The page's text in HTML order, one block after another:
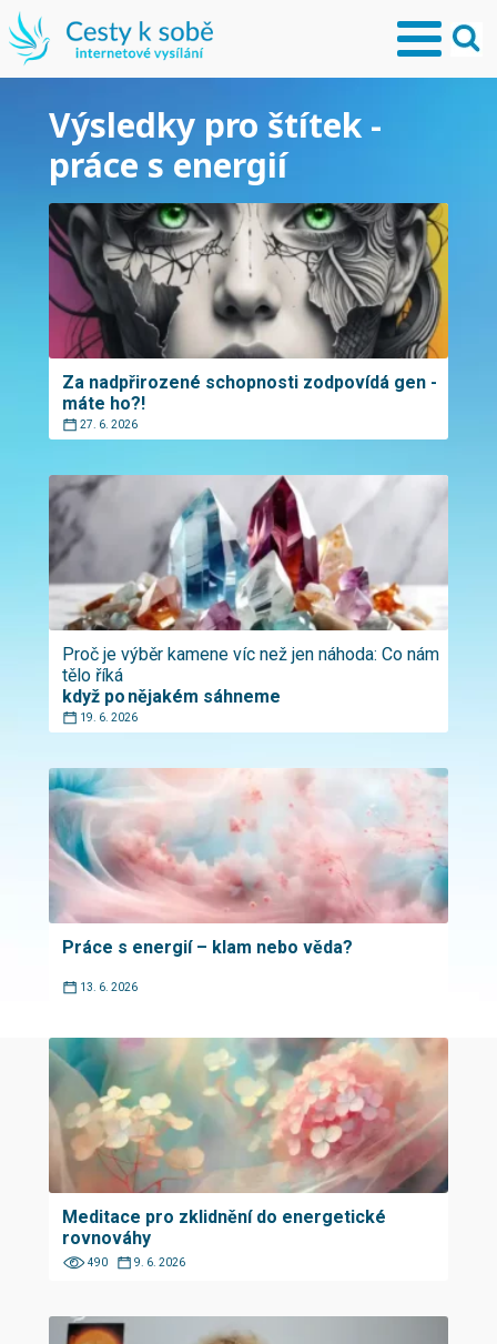
Výsledky pro štítek -
práce s energií
Za nadpřirozené schopnosti zodpovídá gen -
máte ho?!
27. 6. 2026
Proč je výběr kamene víc než jen náhoda: Co nám
tělo říká
když po nějakém sáhneme
19. 6. 2026
Práce s energií – klam nebo věda?
13. 6. 2026
Meditace pro zklidnění do energetické
rovnováhy
490 9. 6. 2026